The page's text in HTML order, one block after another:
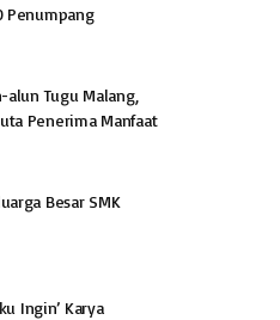
Penumpang
alun Tugu Malang,
Penerima Manfaat
Besar SMK
Ingin’ Karya